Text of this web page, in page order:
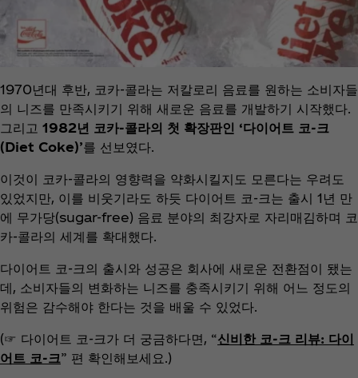
1970년대 후반, 코카-콜라는 저칼로리 음료를 원하는 소비자들
의 니즈를 만족시키기 위해 새로운 음료를 개발하기 시작했다.
그리고 1982년 코카-콜라의 첫 확장판인 ‘다이어트 코-크
(Diet Coke)’를 선보였다.
이것이 코카-콜라의 영향력을 약화시킬지도 모른다는 우려도
있었지만, 이를 비웃기라도 하듯 다이어트 코-크는 출시 1년 만
에 무가당(sugar-free) 음료 분야의 최강자로 자리매김하며 코
카-콜라의 세계를 확대했다.
다이어트 코-크의 출시와 성공은 회사에 새로운 전환점이 됐는
데, 소비자들의 변화하는 니즈를 충족시키기 위해 어느 정도의
위험은 감수해야 한다는 것을 배울 수 있었다.
(☞ 다이어트 코-크가 더 궁금하다면, “신비한 코-크 리뷰: 다이
어트 코-크” 편 확인해보세요.)